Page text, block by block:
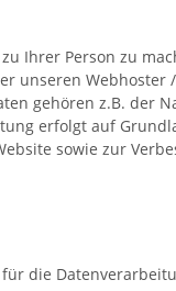
Ihrer Person zu
unseren
gehören z.B. der
erfolgt auf
sowie zur
die